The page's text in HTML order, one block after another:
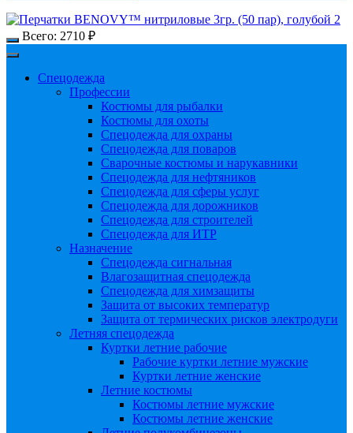
Всего: 2710 ₽
Спецодежда
Профессии
Костюмы для рыбалки
Костюмы для охоты
Спецодежда для охраны
Спецодежда для поваров
Сварочные костюмы и нарукавники
Спецодежда для нефтяников
Спецодежда для сферы услуг
Спецодежда для дорожников
Спецодежда для строителей
Спецодежда для ИТР
Назначение
Спецодежда сигнальная
Влагозащитная спецодежда
Спецодежда для химзащиты
Защита от высоких температур
Защита от термических рисков электродуги
Летняя спецодежда
Куртки летние рабочие
Рабочие куртки летние мужские
Куртки летние женские
Летние костюмы
Костюмы летние мужские
Костюмы летние женские